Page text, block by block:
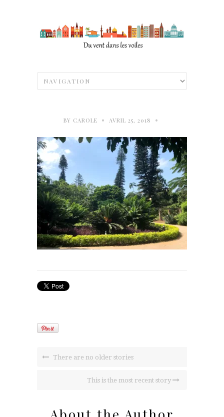
BY CAROLE • AVRIL 25, 2018 •
There are no older stories
This is the most recent story